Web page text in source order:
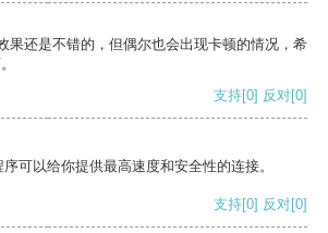
果还是不错的，但偶尔也会出现卡顿的情况，希
支持[0] 反对[0]
可以给你提供最高速度和安全性的连接。
支持[0] 反对[0]